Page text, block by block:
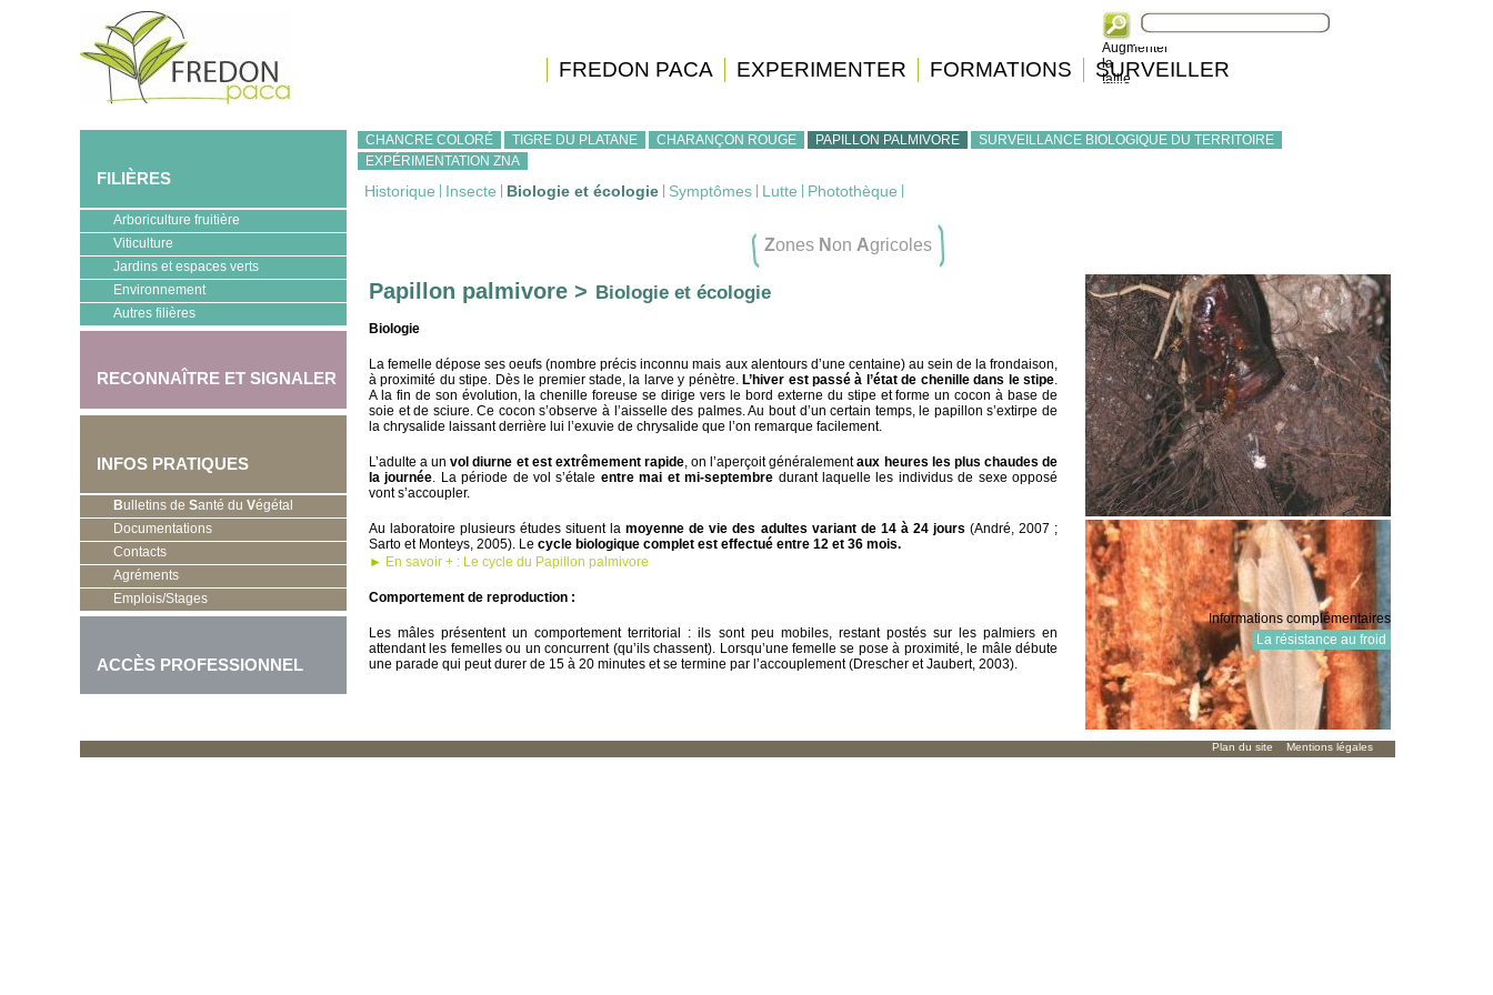
Augmenter
la
taille
FREDON PACA EXPERIMENTER FORMATIONS SURVEILLER
FILIÈRES
Arboriculture fruitière
Viticulture
Jardins et espaces verts
Environnement
Autres filières
RECONNAÎTRE ET SIGNALER
INFOS PRATIQUES
Bulletins de Santé du Végétal
Documentations
Contacts
Agréments
Emplois/Stages
ACCÈS PROFESSIONNEL
CHANCRE COLORÉ TIGRE DU PLATANE CHARANÇON ROUGE PAPILLON PALMIVORE
SURVEILLANCE BIOLOGIQUE DU TERRITOIRE
EXPÉRIMENTATION ZNA
Historique Insecte Biologie et écologie Symptômes Lutte Photothèque
Zones Non Agricoles
Papillon palmivore > Biologie et écologie
Biologie
La femelle dépose ses oeufs (nombre précis inconnu mais aux alentours d’une centaine) au sein de la frondaison,
à proximité du stipe. Dès le premier stade, la larve y pénètre. L’hiver est passé à l’état de chenille dans le stipe.
A la fin de son évolution, la chenille foreuse se dirige vers le bord externe du stipe et forme un cocon à base de
soie et de sciure. Ce cocon s’observe à l’aisselle des palmes. Au bout d’un certain temps, le papillon s’extirpe de
la chrysalide laissant derrière lui l’exuvie de chrysalide que l’on remarque facilement.
L’adulte a unvol diurne et est extrêmement rapide, on l’aperçoit généralementaux heures les plus chaudes de
la journée. La période de vol s’étale entre mai et mi-septembre durant laquelle les individus de sexe opposé
vont s’accoupler.
Au laboratoire plusieurs études situent lamoyenne de vie des adultes variant de 14 à 24 jours (André, 2007 ;
Sarto et Monteys, 2005). Le cycle biologique complet est effectué entre 12 et 36 mois.
► En savoir + : Le cycle du Papillon palmivore
Comportement de reproduction :
Les mâles présentent un comportement territorial : ils sont peu mobiles, restant postés sur les palmiers en
attendant les femelles ou un concurrent (qu’ils chassent). Lorsqu’une femelle se pose à proximité, le mâle débute
une parade qui peut durer de 15 à 20 minutes et se termine par l’accouplement (Drescher et Jaubert, 2003).
Informations complémentaires
La résistance au froid
Plan du site Mentions légales